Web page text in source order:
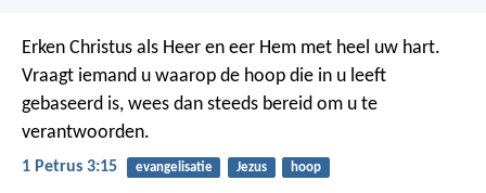
Erken Christus als Heer en eer Hem met heel uw hart.
Vraagt iemand u waarop de hoop die in u leeft
gebaseerd is, wees dan steeds bereid om u te
verantwoorden.
1 Petrus 3:15 evangelisatie Jezus hoop